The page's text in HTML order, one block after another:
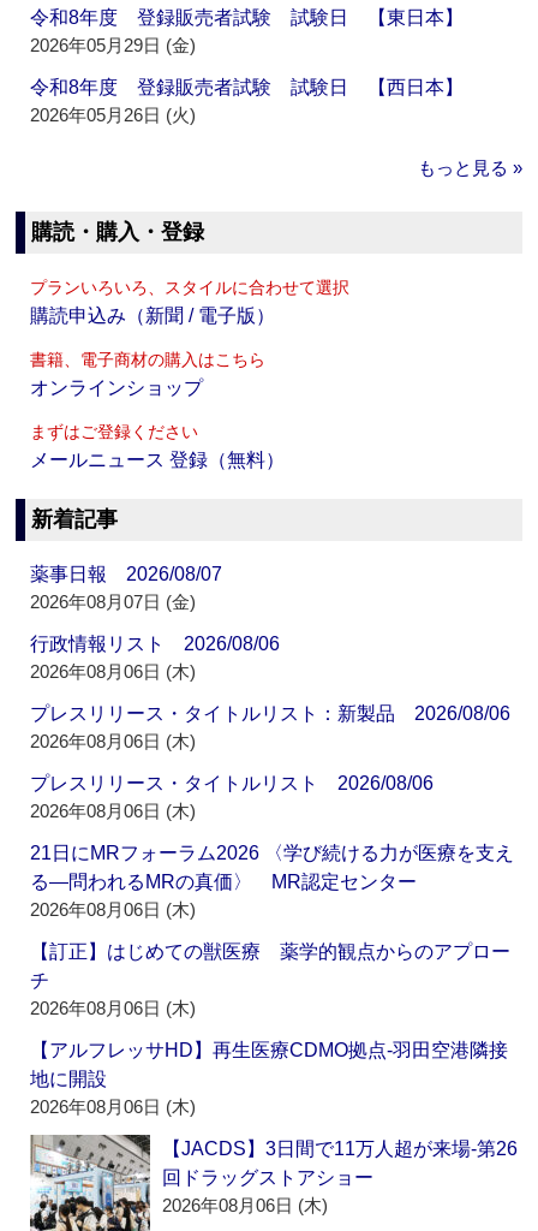
令和8年度 登録販売者試験 試験日 【東日本】
2026年05月29日 (金)
令和8年度 登録販売者試験 試験日 【西日本】
2026年05月26日 (火)
もっと見る »
購読・購入・登録
プランいろいろ、スタイルに合わせて選択
購読申込み（新聞 / 電子版）
書籍、電子商材の購入はこちら
オンラインショップ
まずはご登録ください
メールニュース 登録（無料）
新着記事
薬事日報 2026/08/07
2026年08月07日 (金)
行政情報リスト 2026/08/06
2026年08月06日 (木)
プレスリリース・タイトルリスト：新製品 2026/08/06
2026年08月06日 (木)
プレスリリース・タイトルリスト 2026/08/06
2026年08月06日 (木)
21日にMRフォーラム2026 〈学び続ける力が医療を支え
る―問われるMRの真価〉 MR認定センター
2026年08月06日 (木)
【訂正】はじめての獣医療 薬学的観点からのアプロー
チ
2026年08月06日 (木)
【アルフレッサHD】再生医療CDMO拠点‐羽田空港隣接
地に開設
2026年08月06日 (木)
【JACDS】3日間で11万人超が来場‐第26
回ドラッグストアショー
2026年08月06日 (木)